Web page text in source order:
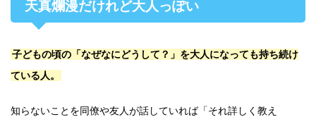
天真爛漫だけれど大人っぽい
子どもの頃の「なぜなにどうして？」を大人になっても持ち続け
ている人。
知らないことを同僚や友人が話していれば「それ詳しく教え